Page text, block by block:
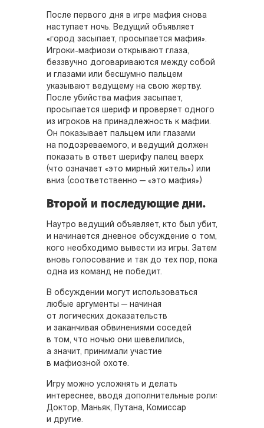
После первого дня в игре мафия снова
наступает ночь. Ведущий объявляет
«город засыпает, просыпается мафия».
Игроки-мафиози открывают глаза,
беззвучно договариваются между собой
и глазами или бесшумно пальцем
указывают ведущему на свою жертву.
После убийства мафия засыпает,
просыпается шериф и проверяет одного
из игроков на принадлежность к мафии.
Он показывает пальцем или глазами
на подозреваемого, и ведущий должен
показать в ответ шерифу палец вверх
(что означает «это мирный житель») или
вниз (соответственно — «это мафия»)
Второй и последующие дни.
Наутро ведущий объявляет, кто был убит,
и начинается дневное обсуждение о том,
кого необходимо вывести из игры. Затем
вновь голосование и так до тех пор, пока
одна из команд не победит.
В обсуждении могут использоваться
любые аргументы — начиная
от логических доказательств
и заканчивая обвинениями соседей
в том, что ночью они шевелились,
а значит, принимали участие
в мафиозной охоте.
Игру можно усложнять и делать
интереснее, вводя дополнительные роли:
Доктор, Маньяк, Путана, Комиссар
и другие.